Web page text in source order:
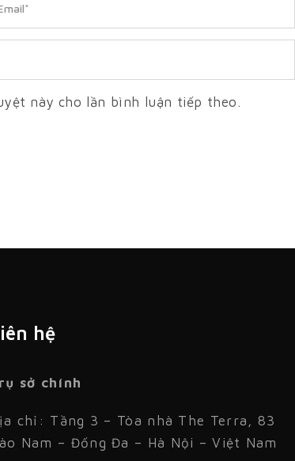
này cho lần bình luận tiếp theo.
hệ
sở chính
chỉ: Tầng 3 – Tòa nhà The Terra, 83
Nam – Đống Đa – Hà Nội – Việt Nam